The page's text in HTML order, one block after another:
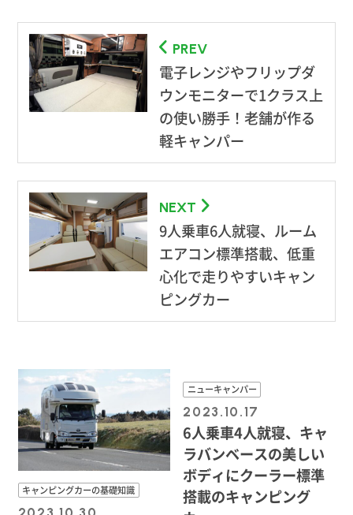
PREV
電子レンジやフリップダ
ウンモニターで1クラス上
の使い勝手！老舗が作る
軽キャンパー
NEXT
9人乗車6人就寝、ルーム
エアコン標準搭載、低重
心化で走りやすいキャン
ピングカー
キャンピングカーの基礎知識
ニューキャンパー
2023.10.17
6人乗車4人就寝、キャ
ラバンベースの美しい
ボディにクーラー標準
搭載のキャンピング